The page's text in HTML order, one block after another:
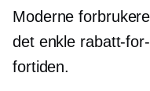
Moderne
det enkle rabatt-
fortiden.